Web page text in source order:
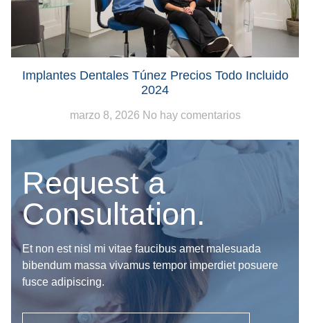
Implantes Dentales Túnez Precios Todo Incluido
2024
marzo 8, 2026 No hay comentarios
Request a
Consultation.
Et non est nisl mi vitae faucibus amet malesuada
bibendum massa vivamus tempor imperdiet posuere
fusce adipiscing.